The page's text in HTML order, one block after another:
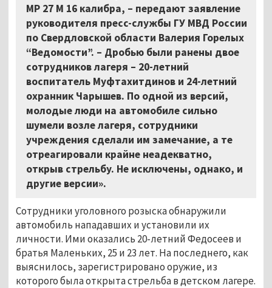
МР 27 М 16 калибра, – передают заявление
руководителя пресс-службы ГУ МВД России
по Свердловской области Валерия Горелых
“Ведомости”. – Дробью были ранены двое
сотрудников лагеря – 20-летний
воспитатель Муфтахитдинов и 24-летний
охранник Чарышев. По одной из версий,
молодые люди на автомобиле сильно
шумели возле лагеря, сотрудники
учреждения сделали им замечание, а те
отреагировали крайне неадекватно,
открыв стрельбу. Не исключены, однако, и
другие версии».
Сотрудники уголовного розыска обнаружили
автомобиль нападавших и установили их
личности. Ими оказались 20-летний Федосеев и
братья Маленьких, 25 и 23 лет. На последнего, как
выяснилось, зарегистрировано оружие, из
которого была открыта стрельба в детском лагере.